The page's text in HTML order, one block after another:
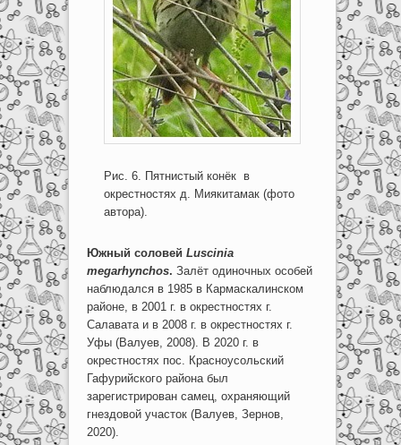
Рис. 6. Пятнистый конёк в
окрестностях д. Миякитамак (фото
автора).
Южный соловей Luscinia
megarhynchos. Залёт одиночных особей
наблюдался в 1985 в Кармаскалинском
районе, в 2001 г. в окрестностях г.
Салавата и в 2008 г. в окрестностях г.
Уфы (Валуев, 2008). В 2020 г. в
окрестностях пос. Красноусольский
Гафурийского района был
зарегистрирован самец, охраняющий
гнездовой участок (Валуев, Зернов,
2020).